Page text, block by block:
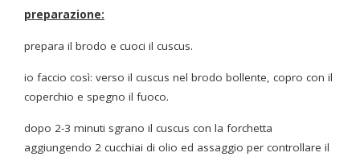
preparazione:
prepara il brodo e cuoci il cuscus.
io faccio così: verso il cuscus nel brodo bollente, copro con il
coperchio e spegno il fuoco.
dopo 2-3 minuti sgrano il cuscus con la forchetta
aggiungendo 2 cucchiai di olio ed assaggio per controllare il